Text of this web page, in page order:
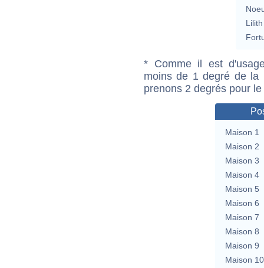
Lilith
* Comme il est
moins de 1 degré de la
prenons 2 degrés pour
Maison 1
Maison 2
Maison 3
Maison 4
Maison 5
Maison 6
Maison 7
Maison 8
Maison 9
Maison 10